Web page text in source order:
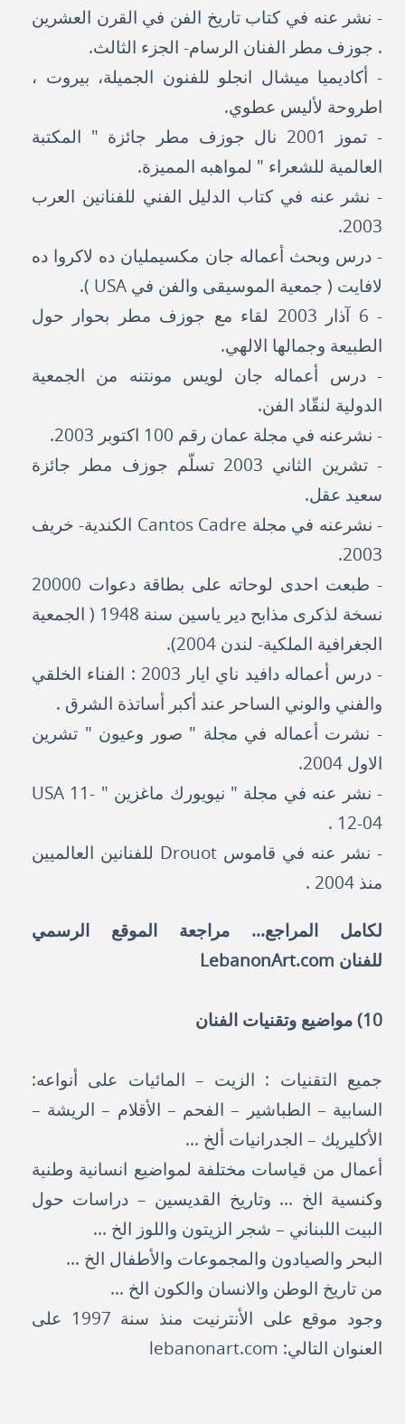
- نشر عنه في كتاب تاريخ الفن في القرن العشرين
. جوزف مطر الفنان الرسام- الجزء الثالث.
- أكاديميا ميشال انجلو للفنون الجميلة، بيروت ،
اطروحة لأليس عطوي.
- تموز 2001 نال جوزف مطر جائزة " المكتبة
العالمية للشعراء " لمواهبه المميزة.
- نشر عنه في كتاب الدليل الفني للفنانين العرب
2003.
- درس وبحث أعماله جان مكسيمليان ده لاكروا ده
لافايت ( جمعية الموسيقى والفن في USA ).
- 6 آذار 2003 لقاء مع جوزف مطر بحوار حول
الطبيعة وجمالها الالهي.
- درس أعماله جان لويس مونتنه من الجمعية
الدولية لنقّاد الفن.
- نشرعنه في مجلة عمان رقم 100 اكتوبر 2003.
- تشرين الثاني 2003 تسلّم جوزف مطر جائزة
سعيد عقل.
- نشرعنه في مجلة Cantos Cadre الكندية- خريف
2003.
- طبعت احدى لوحاته على بطاقة دعوات 20000
نسخة لذكرى مذابح دير ياسين سنة 1948 ( الجمعية
الجغرافية الملكية- لندن 2004).
- درس أعماله دافيد ناي ايار 2003 : الفناء الخلقي
والفني والوني الساحر عند أكبر أساتذة الشرق .
- نشرت أعماله في مجلة " صور وعيون " تشرين
الاول 2004.
- نشر عنه في مجلة " نيويورك ماغزين " USA 11-
12-04 .
- نشر عنه في قاموس Drouot للفنانين العالميين
منذ 2004 .
لكامل المراجع... مراجعة الموقع الرسمي
للفنان LebanonArt.com
10) مواضيع وتقنيات الفنان
جميع التقنيات : الزيت – المائيات على أنواعه:
السابية – الطباشير – الفحم – الأقلام – الريشة –
الأكليريك – الجدرانيات ألخ ...
أعمال من قياسات مختلفة لمواضيع انسانية وطنية
وكنسية الخ ... وتاريخ القديسين – دراسات حول
البيت اللبناني – شجر الزيتون واللوز الخ ...
البحر والصيادون والمجموعات والأطفال الخ ...
من تاريخ الوطن والانسان والكون الخ ...
وجود موقع على الأنترنيت منذ سنة 1997 على
العنوان التالي: lebanonart.com